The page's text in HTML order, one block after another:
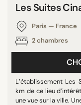
Les Suites
Paris — France
2 chambres
L’établissement Les
km de ce lieu
une vue sur la ville.